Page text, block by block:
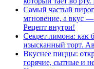
Самый частый пирог
мгновение, а вкус —
Рецепт внутри!
Секрет лимона: как
изысканный торт.
Вкуснее пиццы:
горячие, сытные и